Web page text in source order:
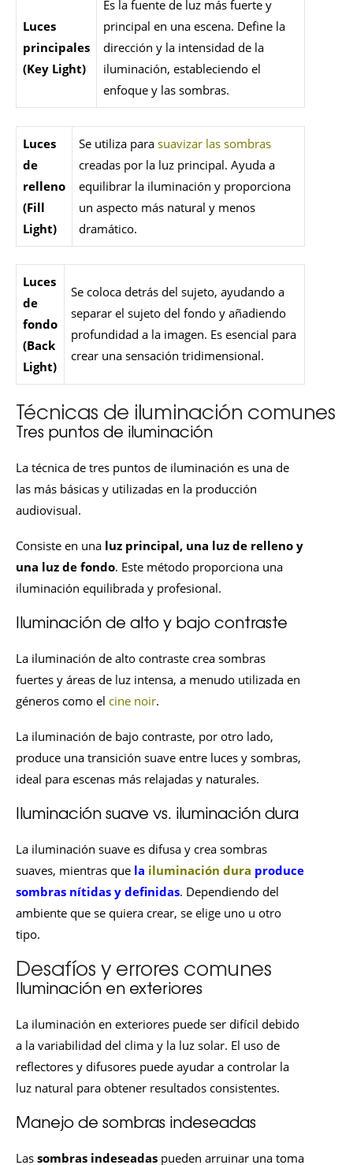
Luces
principales
(Key Light)
Es la fuente de luz más fuerte y
principal en una escena. Define la
dirección y la intensidad de la
iluminación, estableciendo el
enfoque y las sombras.
Luces
de
relleno
(Fill
Light)
Se utiliza para suavizar las sombras
creadas por la luz principal. Ayuda a
equilibrar la iluminación y proporciona
un aspecto más natural y menos
dramático.
Luces
de
fondo
(Back
Light)
Se coloca detrás del sujeto, ayudando a
separar el sujeto del fondo y añadiendo
profundidad a la imagen. Es esencial para
crear una sensación tridimensional.
Técnicas de iluminación comunes
Tres puntos de iluminación
La técnica de tres puntos de iluminación es una de
las más básicas y utilizadas en la producción
audiovisual.
Consiste en una luz principal, una luz de relleno y
una luz de fondo. Este método proporciona una
iluminación equilibrada y profesional.
Iluminación de alto y bajo contraste
La iluminación de alto contraste crea sombras
fuertes y áreas de luz intensa, a menudo utilizada en
géneros como el cine noir.
La iluminación de bajo contraste, por otro lado,
produce una transición suave entre luces y sombras,
ideal para escenas más relajadas y naturales.
Iluminación suave vs. iluminación dura
La iluminación suave es difusa y crea sombras
suaves, mientras que la iluminación dura produce
sombras nítidas y definidas. Dependiendo del
ambiente que se quiera crear, se elige uno u otro
tipo.
Desafíos y errores comunes
Iluminación en exteriores
La iluminación en exteriores puede ser difícil debido
a la variabilidad del clima y la luz solar. El uso de
reflectores y difusores puede ayudar a controlar la
luz natural para obtener resultados consistentes.
Manejo de sombras indeseadas
Las sombras indeseadas pueden arruinar una toma